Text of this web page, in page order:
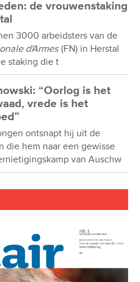
de vrouwenstaking
3000 arbeidsters van de
d'Armes(FN) in Herstal
staking die t
“Oorlog is het
vrede is het
ontsnapt hij uit de
die hem naar een gewisse
van Auschw